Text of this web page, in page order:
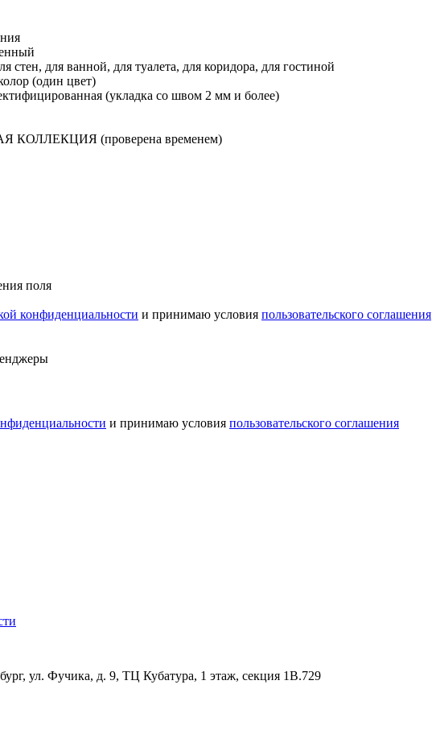
стен, для ванной, для туалета, для коридора, для гостиной
(один цвет)
(укладка со швом 2 мм и более)
КОЛЛЕКЦИЯ (проверена временем)
поля
конфиденциальности и принимаю условия пользовательского соглашения
и принимаю условия пользовательского соглашения
, ул. Фучика, д. 9, ТЦ Кубатура, 1 этаж, секция 1В.729